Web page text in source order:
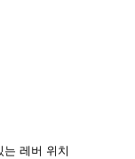
레버 위치